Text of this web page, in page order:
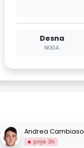
Desna
NOGA
Andrea Cambiaso
prije 3h